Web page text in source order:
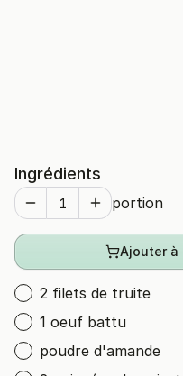
Ingrédients
portion
Ajouter à
2 filets de truite
1 oeuf battu
poudre d'amande